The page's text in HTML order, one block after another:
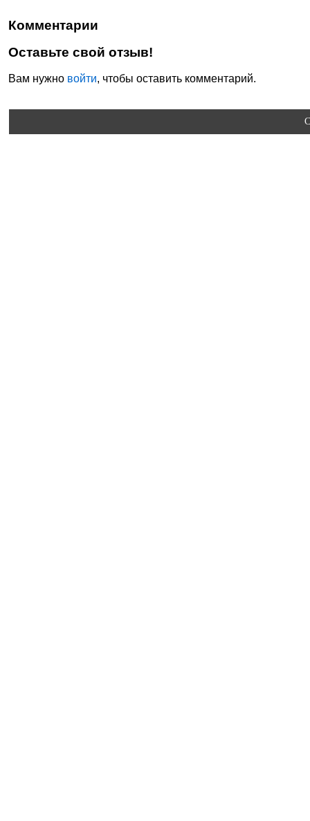
Комментарии
Оставьте свой отзыв!
Вам нужно войти, чтобы оставить комментарий.